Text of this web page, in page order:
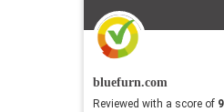
bluefurn.com
Reviewed with a score of